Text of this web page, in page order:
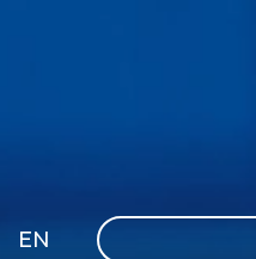
Search
EN